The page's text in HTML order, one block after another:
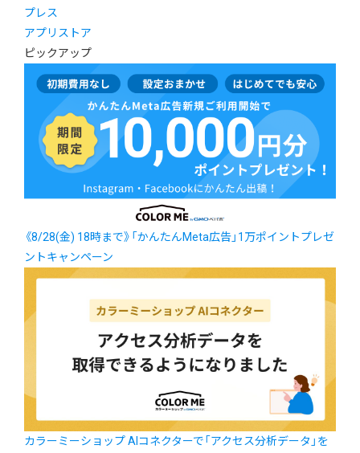
プレス
アプリストア
ピックアップ
《8/28(金) 18時まで》「かんたんMeta広告」1万ポイントプレゼ
ントキャンペーン
カラーミーショップ AIコネクターで「アクセス分析データ」を